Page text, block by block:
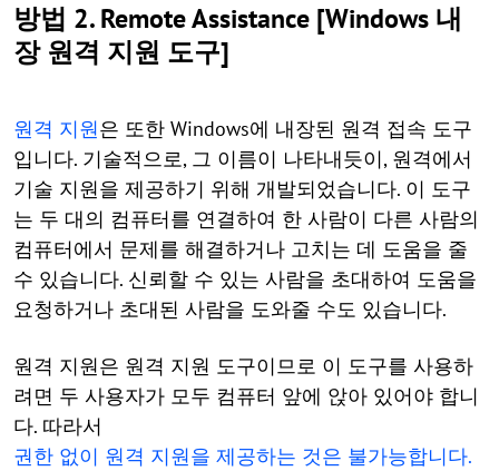
방법 2. Remote Assistance [Windows 내
장 원격 지원 도구]
원격 지원은 또한 Windows에 내장된 원격 접속 도구
입니다. 기술적으로, 그 이름이 나타내듯이, 원격에서
기술 지원을 제공하기 위해 개발되었습니다. 이 도구
는 두 대의 컴퓨터를 연결하여 한 사람이 다른 사람의
컴퓨터에서 문제를 해결하거나 고치는 데 도움을 줄
수 있습니다. 신뢰할 수 있는 사람을 초대하여 도움을
요청하거나 초대된 사람을 도와줄 수도 있습니다.
원격 지원은 원격 지원 도구이므로 이 도구를 사용하
려면 두 사용자가 모두 컴퓨터 앞에 앉아 있어야 합니
다. 따라서
권한 없이 원격 지원을 제공하는 것은 불가능합니다.